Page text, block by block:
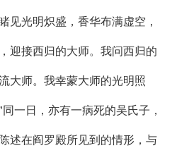
见光明炽盛，香华布满虚空，
迎接西归的大师。我问西归的
大师。我幸蒙大师的光明照
一日，亦有一病死的吴氏子，
述在阎罗殿所见到的情形，与